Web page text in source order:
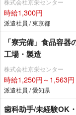
時給1,300円
派遣社員 / 東京都
「寮完備」食品容
工場・製造
株式会社京栄センター
時給1,250円～1,563円
派遣社員 / 愛知県
歯科助手/未経験OK